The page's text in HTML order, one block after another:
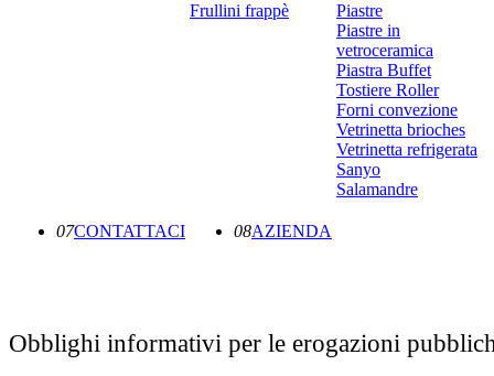
Frullini frappè
Piastre
Piastre in
vetroceramica
Piastra Buffet
Tostiere Roller
Forni convezione
Vetrinetta brioches
Vetrinetta refrigerata
Sanyo
Salamandre
07CONTATTACI 08AZIENDA
Obblighi informativi per le erogazioni